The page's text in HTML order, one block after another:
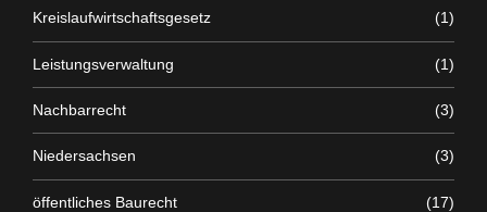
Kreislaufwirtschaftsgesetz (1)
Leistungsverwaltung (1)
Nachbarrecht (3)
Niedersachsen (3)
öffentliches Baurecht (17)